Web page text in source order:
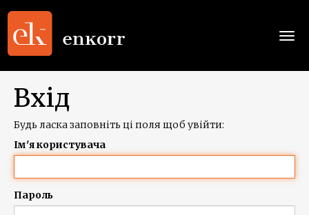
Вхід
Будь ласка заповніть ці поля щоб увійти:
Ім'я користувача
Пароль